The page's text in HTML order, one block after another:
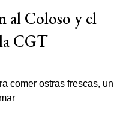
al Coloso y el
CGT